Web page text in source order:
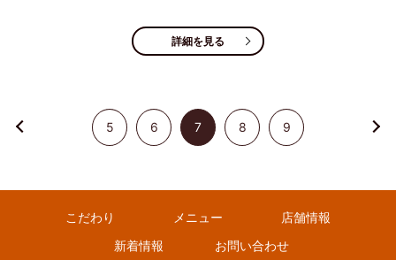
詳細を見る
5 6 7 8 9
こだわり メニュー
店舗情報
新着情報
お問い合わせ